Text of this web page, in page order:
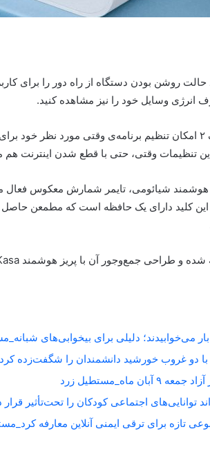
حالت روشن‌ بودن دستگاه از راه دور را برای
انرژی وسایل خود را نیز مشاهده کنید.
به پشتیبانی شیائومی اسمارت پلاگ ۲ امکان تنظیم برنامه‌ی
این تنظیمات وقتی، حتی با قطع شدن اینترنت
هوشمند شیائومی، تایمر شمارش معکوس فعال
این کلید دارای یک حافظه است که مطمعن
می‌خوابیدند؛ دلیلی برای بیخوابی‌های
دو غروب خورشید دانشمندان را شگفت‌زده
ماه_مستطیل زرد
توانایی‌های اجتماعی کودکان را تحت‌تأثیر